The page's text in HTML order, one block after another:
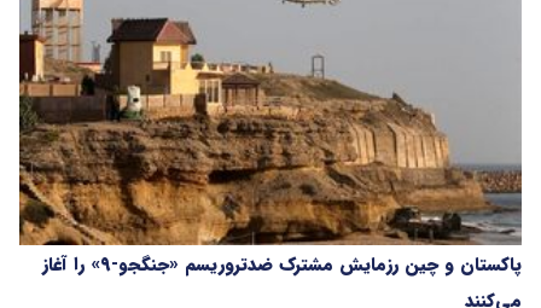
پاکستان و چین رزمایش مشترک ضدتروریسم «جنگجو-۹» را آغاز
می‌کنند